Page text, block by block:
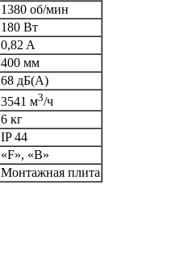
1380 об/мин
180 Вт
0,82 A
400 мм
68 дБ(А)
3541 м3/ч
6 кг
IP 44
«F», «B»
Монтажная плита